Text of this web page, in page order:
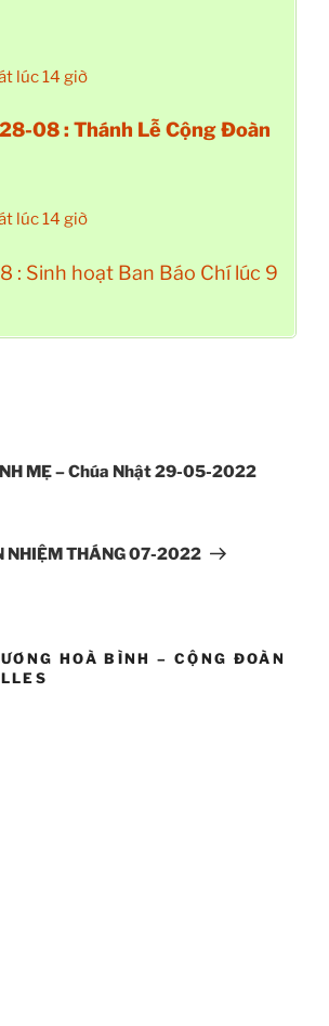
lúc 14 giờ
08 : Thánh Lễ Cộng Đoàn
lúc 14 giờ
: Sinh hoạt Ban Báo Chí lúc 9
MẸ – Chúa Nhật 29-05-2022
NHIỆM THÁNG 07-2022
HOÀ BÌNH – CỘNG ĐOÀN